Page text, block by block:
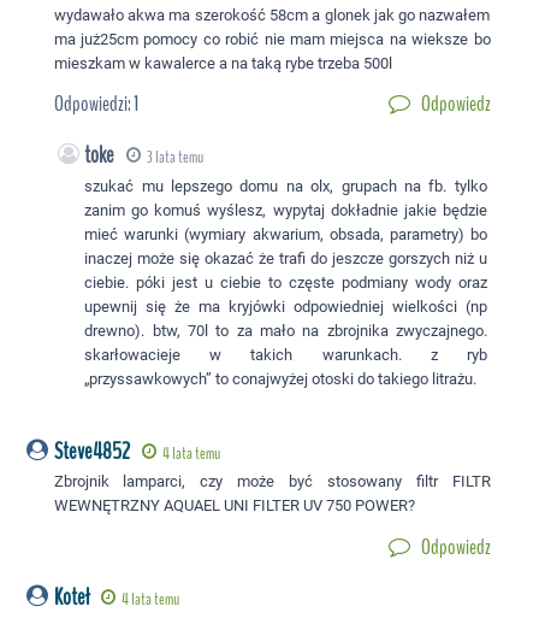
wydawało akwa ma szerokość 58cm a glonek jak go nazwałem
ma już25cm pomocy co robić nie mam miejsca na wieksze bo
mieszkam w kawalerce a na taką rybe trzeba 500l
Odpowiedzi:1 Odpowiedz
toke 3 lata temu
szukać mu lepszego domu na olx, grupach na fb. tylko
zanim go komuś wyślesz, wypytaj dokładnie jakie będzie
mieć warunki (wymiary akwarium, obsada, parametry) bo
inaczej może się okazać że trafi do jeszcze gorszych niż u
ciebie. póki jest u ciebie to częste podmiany wody oraz
upewnij się że ma kryjówki odpowiedniej wielkości (np
drewno). btw, 70l to za mało na zbrojnika zwyczajnego.
skarłowacieje w takich warunkach. z ryb
„przyssawkowych” to conajwyżej otoski do takiego litrażu.
Steve4852 4 lata temu
Zbrojnik lamparci, czy może być stosowany filtr FILTR
WEWNĘTRZNY AQUAEL UNI FILTER UV 750 POWER?
Odpowiedz
Koteł 4 lata temu